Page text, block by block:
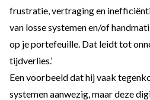
frustratie, vertraging en
van losse systemen en/of
op je portefeuille. Dat leidt tot
tijdverlies.’
Een voorbeeld dat hij vaak
systemen aanwezig, maar deze